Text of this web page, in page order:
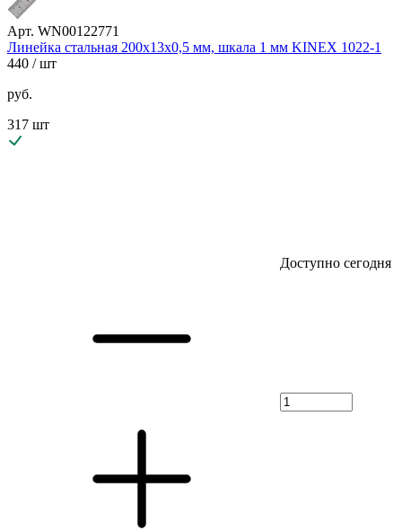
Арт. WN00122771
Линейка стальная 200х13х0,5 мм, шкала 1 мм KINEX 1022-1
440 / шт
руб.
317 шт
Доступно сегодня